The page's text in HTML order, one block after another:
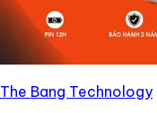
The Bang Technology